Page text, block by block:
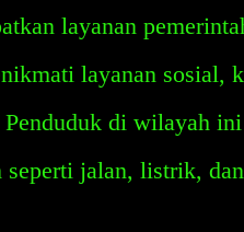
layanan
layanan sosial,
di wilayah
jalan, listrik,